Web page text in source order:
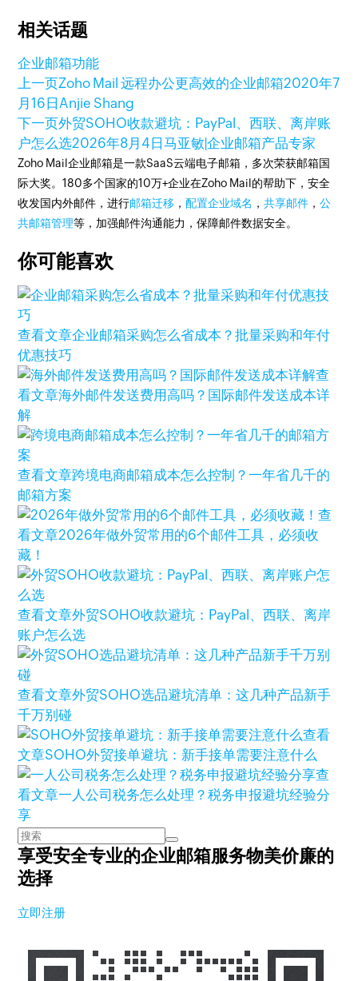
相关话题
企业邮箱功能
上一页Zoho Mail 远程办公更高效的企业邮箱2020年7
月16日Anjie Shang
下一页外贸SOHO收款避坑：PayPal、西联、离岸账
户怎么选2026年8月4日马亚敏|企业邮箱产品专家
Zoho Mail企业邮箱是一款SaaS云端电子邮箱，多次荣获邮箱国
际大奖。180多个国家的10万+企业在Zoho Mail的帮助下，安全
收发国内外邮件，进行邮箱迁移 ，配置企业域名 ，共享邮件 ，公
共邮箱管理等，加强邮件沟通能力，保障邮件数据安全。
你可能喜欢
查看文章企业邮箱采购怎么省成本？批量采购和年付
优惠技巧
查
看文章海外邮件发送费用高吗？国际邮件发送成本详
解
查看文章跨境电商邮箱成本怎么控制？一年省几千的
邮箱方案
查
看文章2026年做外贸常用的6个邮件工具，必须收
藏！
查看文章外贸SOHO收款避坑：PayPal、西联、离岸
账户怎么选
查看文章外贸SOHO选品避坑清单：这几种产品新手
千万别碰
查看
文章SOHO外贸接单避坑：新手接单需要注意什么
查
看文章一人公司税务怎么处理？税务申报避坑经验分
享
享受安全专业的企业邮箱服务物美价廉的
选择
立即注册